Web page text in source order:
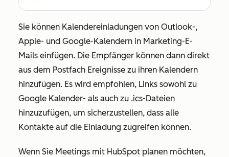
Sie können Kalendereinladungen von Outlook-,
Apple- und Google-Kalendern in Marketing-E-
Mails einfügen. Die Empfänger können dann direkt
aus dem Postfach Ereignisse zu ihren Kalendern
hinzufügen. Es wird empfohlen, Links sowohl zu
Google Kalender- als auch zu .ics-Dateien
hinzuzufügen, um sicherzustellen, dass alle
Kontakte auf die Einladung zugreifen können.
Wenn Sie Meetings mit HubSpot planen möchten,